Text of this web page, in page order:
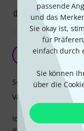
passende
und das
Sie okay ist,
für
einfach durch
Sie können
über die
Sauberer
Ich habe in der
Sound
Verarbeitung